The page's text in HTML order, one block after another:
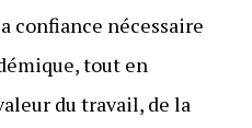
confiance nécessaire
tout en
du travail, de la